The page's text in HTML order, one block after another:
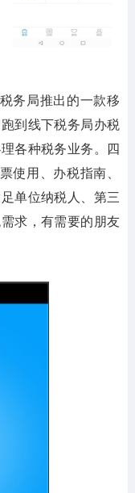
务局推出的一款移
到线下税务局办税
各种税务业务。四
使用、办税指南、
单位纳税人、第三
求，有需要的朋友